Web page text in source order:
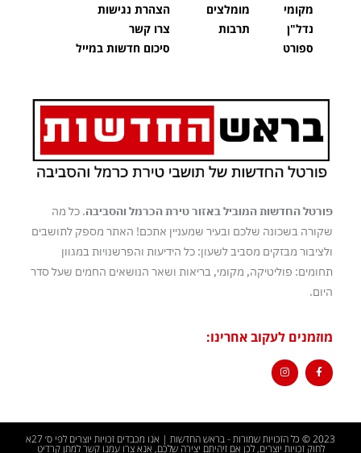
מקומי
נדל"ן
ספורט
מומלצים
תרבות
הצהרת נגישות
צרו קשר
סיכום חדשות במייל
פורטל החדשות המוביל באזור טירת הכרמל והסביבה. כל מה
שקורה בשכונה שלכם ובעיר שמעניין אתכם! האתר מספק לתושבים
ולציבור מבזקים מסביב לשעון: כל הידיעות והפרשנויות במגוון
תחומים: פוליטיקה, מקומי, בריאות ושאר הנושאים החמים שעל סדר
היום.
מוזמנים לעקוב אחרינו:
2023 © כל הזכויות שמורות - בראש החדשות | אנו מכבדים זכויות יוצרים לפי ס׳ 27א
לחוק זכויות יוצרים, לכן אם זיהיתם יצירה שלכם, אנא צרו עמנו קשר למתן קרדיט